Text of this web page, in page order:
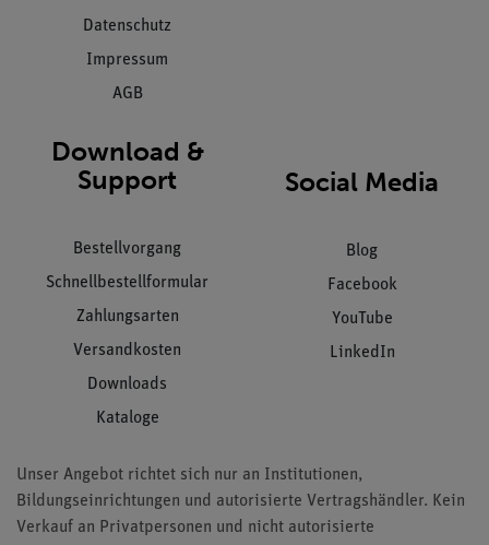
Datenschutz
Impressum
AGB
Download &
Support
Bestellvorgang
Schnellbestellformular
Zahlungsarten
Versandkosten
Downloads
Kataloge
Social Media
Blog
Facebook
YouTube
LinkedIn
Unser Angebot richtet sich nur an Institutionen,
Bildungseinrichtungen und autorisierte Vertragshändler. Kein
Verkauf an Privatpersonen und nicht autorisierte